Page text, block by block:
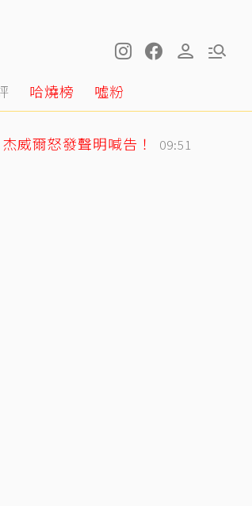
哈燒榜 噓粉
威爾怒發聲明喊告！ 09:51